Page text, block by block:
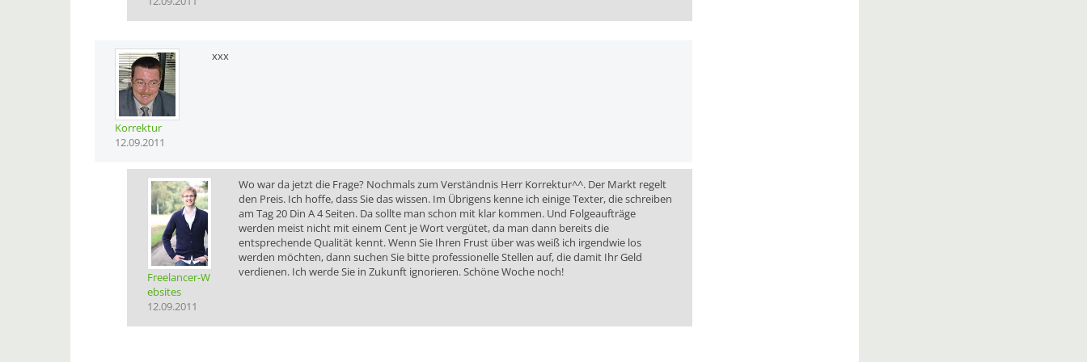
Korrektur
12.09.2011
xxx
Freelancer-W
ebsites
12.09.2011
Wo war da jetzt die Frage? Nochmals zum Verständnis Herr Korrektur^^. Der Markt regelt
den Preis. Ich hoffe, dass Sie das wissen. Im Übrigens kenne ich einige Texter, die schreiben
am Tag 20 Din A 4 Seiten. Da sollte man schon mit klar kommen. Und Folgeaufträge
werden meist nicht mit einem Cent je Wort vergütet, da man dann bereits die
entsprechende Qualität kennt. Wenn Sie Ihren Frust über was weiß ich irgendwie los
werden möchten, dann suchen Sie bitte professionelle Stellen auf, die damit Ihr Geld
verdienen. Ich werde Sie in Zukunft ignorieren. Schöne Woche noch!